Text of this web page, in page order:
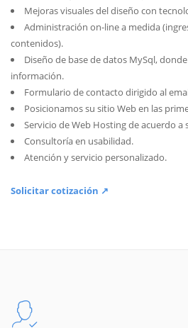
Mejoras visuales del diseño con
Administración on-line a medida
contenidos).
Diseño de base de datos MySql,
información.
Formulario de contacto dirigido al
Posicionamos su sitio Web en las
Servicio de Web Hosting de acuerdo a
Consultoría en usabilidad.
Atención y servicio personalizado.
Solicitar cotización ↗